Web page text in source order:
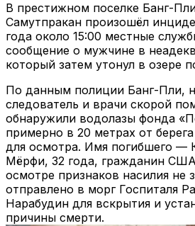
В престижном поселке Банг-
Самутпракан произошёл
года около 15:00 местные
сообщение о мужчине в
который затем утонул в озере
По данным полиции Банг-Пли,
следователь и врачи скорой
обнаружили водолазы фонда
примерно в 20 метрах от
для осмотра. Имя погибшего —
Мёрфи, 32 года, гражданин
осмотре признаков насилия не
отправлено в морг Госпиталя
Нарабудин для вскрытия и
причины смерти.